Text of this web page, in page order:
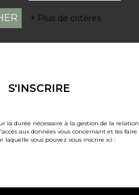
+ Plus de critères
S'INSCRIRE
la durée nécessaire à la gestion de la relation
aux données vous concernant et les faire
laquelle vous pouvez vous inscrire ici :